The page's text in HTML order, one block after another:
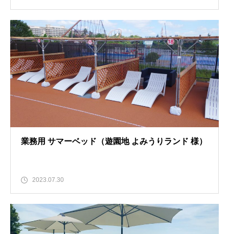
業務用 サマーベッド（遊園地 よみうりランド 様）
2023.07.30